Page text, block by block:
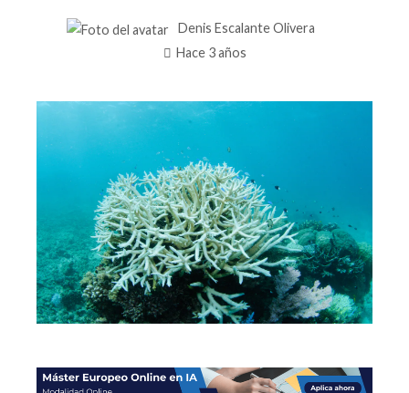
Denis Escalante Olivera
Hace 3 años